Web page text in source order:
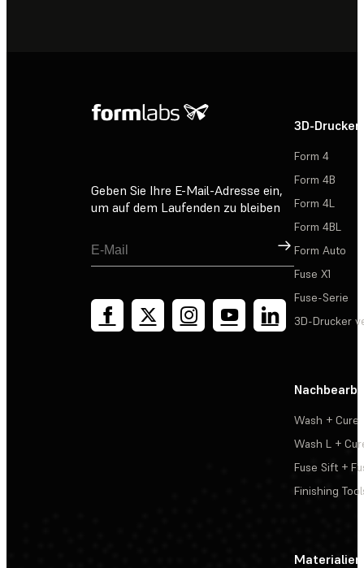
Geben Sie Ihre E-Mail-Adresse ein,
um auf dem Laufenden zu bleiben
Registrieren
3D-Drucker
Form 4
Form 4B
Form 4L
Form 4BL
Form Auto
Fuse X1
Fuse-Serie
3D-Drucker
Wash + Cure
Wash L +
Fuse Sift +
Finishing
Materialien